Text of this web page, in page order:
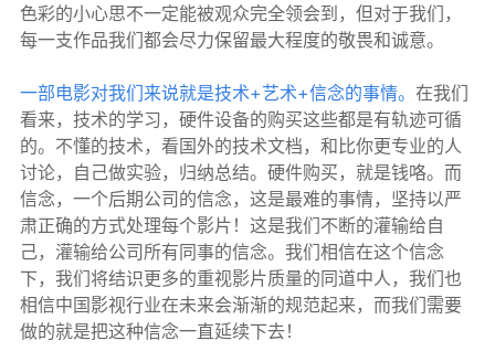
色彩的小心思不一定能被观众完全领会到，但对于我们，
每一支作品我们都会尽力保留最大程度的敬畏和诚意。
一部电影对我们来说就是技术+艺术+信念的事情。 在我们
看来，技术的学习，硬件设备的购买这些都是有轨迹可循
的。不懂的技术，看国外的技术文档，和比你更专业的人
讨论，自己做实验，归纳总结。硬件购买，就是钱咯。而
信念，一个后期公司的信念，这是最难的事情，坚持以严
肃正确的方式处理每个影片！这是我们不断的灌输给自
己，灌输给公司所有同事的信念。我们相信在这个信念
下，我们将结识更多的重视影片质量的同道中人，我们也
相信中国影视行业在未来会渐渐的规范起来，而我们需要
做的就是把这种信念一直延续下去！